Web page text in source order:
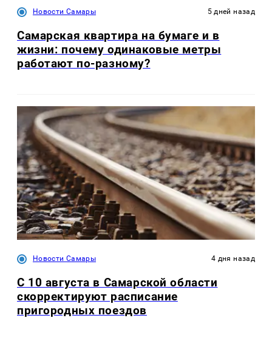
Новости Самары 5 дней назад
Самарская квартира на бумаге и в
жизни: почему одинаковые метры
работают по-разному?
Новости Самары 4 дня назад
С 10 августа в Самарской области
скорректируют расписание
пригородных поездов